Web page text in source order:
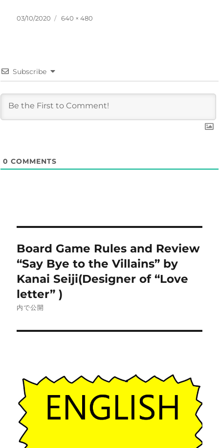
投
03/10/2020
フ
640 × 480
Subscribe
0 COMMENTS
稿
ナ
ビ
ョ
ン
Board Game Rules and Review
“Say Bye to the Villains” by
Kanai Seiji(Designer of “Love
letter” )
内で公開